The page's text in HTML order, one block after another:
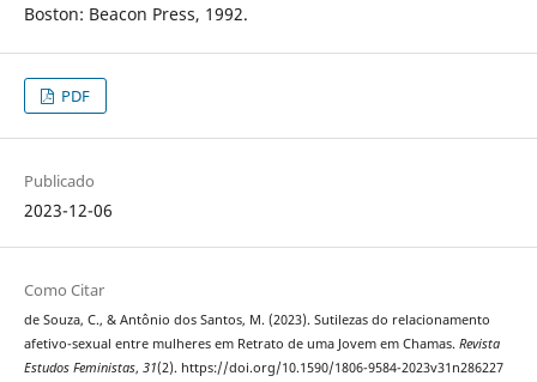
Boston: Beacon Press, 1992.
PDF
Publicado
2023-12-06
Como Citar
de Souza, C., & Antônio dos Santos, M. (2023). Sutilezas do relacionamento
afetivo-sexual entre mulheres em Retrato de uma Jovem em Chamas. Revista
Estudos Feministas, 31(2). https://doi.org/10.1590/1806-9584-2023v31n286227